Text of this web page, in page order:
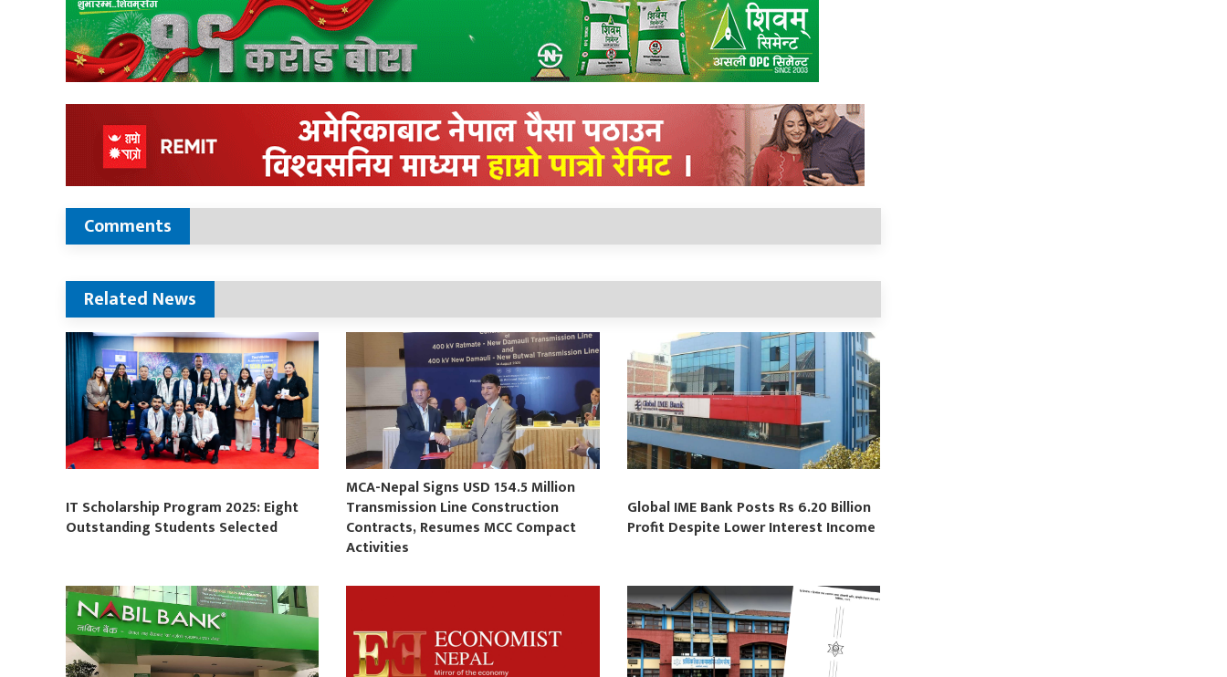
Comments
Related News
IT Scholarship Program 2025: Eight
Outstanding Students Selected
MCA-Nepal Signs USD 154.5 Million
Transmission Line Construction
Contracts, Resumes MCC Compact
Activities
Global IME Bank Posts Rs 6.20 Billion
Profit Despite Lower Interest Income